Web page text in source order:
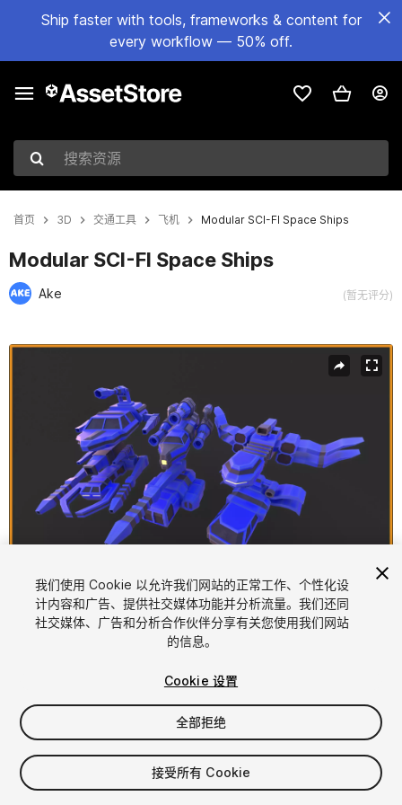
Ship faster with tools, frameworks & content for
every workflow — 50% off.
搜索资源
首页 3D 交通工具 飞机 Modular SCI-FI Space Ships
Modular SCI-FI Space Ships
Ake (暂无评分)
1/7
$5
增值税将在结算时计算
我们使用 Cookie 以允许我们网站的正常工作、个性化设
计内容和广告、提供社交媒体功能并分析流量。我们还同
社交媒体、广告和分析合作伙伴分享有关您使用我们网站
的信息。
Cookie 设置
全部拒绝
接受所有 Cookie